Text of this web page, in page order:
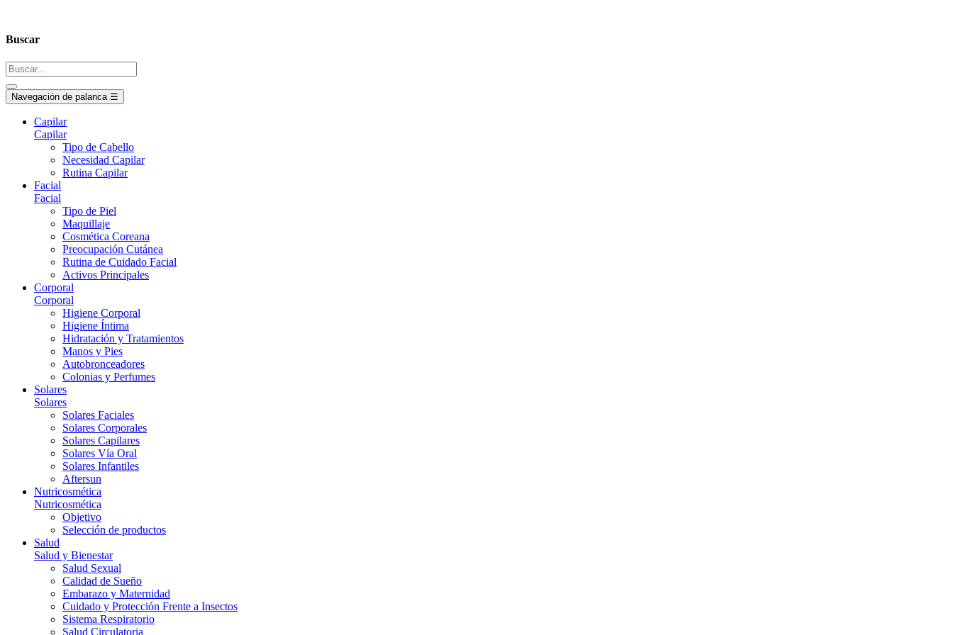
Buscar
Navegación de palanca ☰
Capilar
Capilar
Tipo de Cabello
Necesidad Capilar
Rutina Capilar
Facial
Facial
Tipo de Piel
Maquillaje
Cosmética Coreana
Preocupación Cutánea
Rutina de Cuidado Facial
Activos Principales
Corporal
Corporal
Higiene Corporal
Higiene Íntima
Hidratación y Tratamientos
Manos y Pies
Autobronceadores
Colonias y Perfumes
Solares
Solares
Solares Faciales
Solares Corporales
Solares Capilares
Solares Vía Oral
Solares Infantiles
Aftersun
Nutricosmética
Nutricosmética
Objetivo
Selección de productos
Salud
Salud y Bienestar
Salud Sexual
Calidad de Sueño
Embarazo y Maternidad
Cuidado y Protección Frente a Insectos
Sistema Respiratorio
Salud Circulatoria